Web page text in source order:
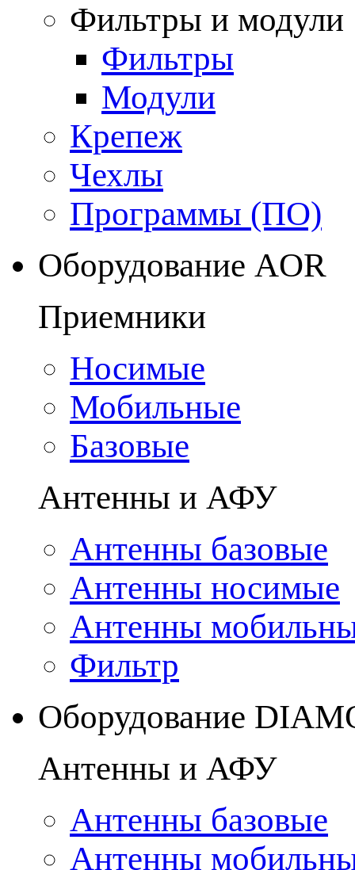
Фильтры и модули
Фильтры
Модули
Крепеж
Чехлы
Программы (ПО)
Оборудование AOR
Приемники
Носимые
Мобильные
Базовые
Антенны и АФУ
Антенны базовые
Антенны носимые
Антенны
Фильтр
Оборудование
Антенны и АФУ
Антенны базовые
Антенны